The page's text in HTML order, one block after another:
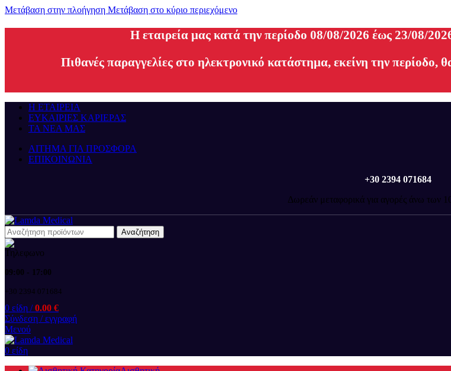
Μετάβαση στην πλοήγηση Μετάβαση στο κύριο περιεχόμενο
H εταιρεία μας κατά την περίοδο 08/08/2026 έως 23/08/
Πιθανές παραγγελίες στο ηλεκτρονικό κατάστημα, εκείνη την περίοδο,
Η ΕΤΑΙΡΕΙΑ
ΕΥΚΑΙΡΙΕΣ ΚΑΡΙΕΡΑΣ
ΤΑ ΝΕΑ ΜΑΣ
ΑΙΤΗΜΑ ΓΙΑ ΠΡΟΣΦΟΡΑ
ΕΠΙΚΟΙΝΩΝΙΑ
+30 2394 071684
Δωρεάν μεταφορικά για αγορές άνω των
Αναζήτηση
09:00 - 17:00
+30 2394 071684
0 είδη / 0.00 €
Σύνδεση / εγγραφή
Μενού
0 είδη